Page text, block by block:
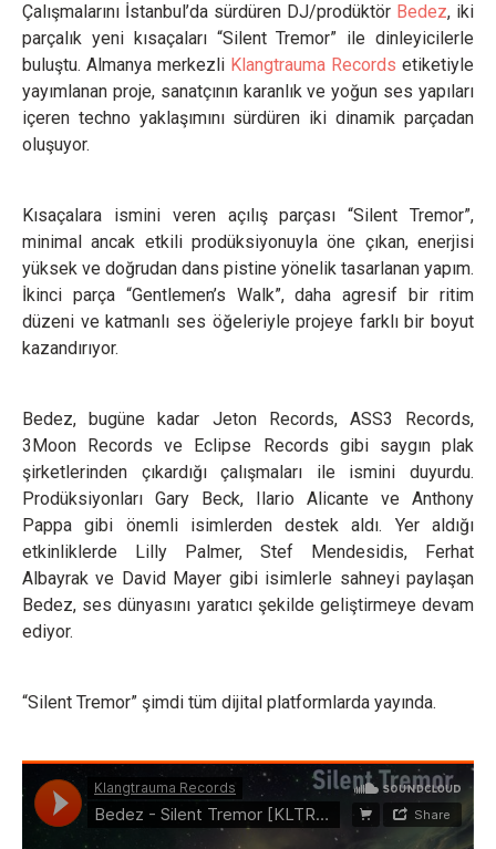
Çalışmalarını İstanbul’da sürdüren DJ/prodüktör Bedez, iki
parçalık yeni kısaçaları “Silent Tremor” ile dinleyicilerle
buluştu. Almanya merkezli Klangtrauma Records etiketiyle
yayımlanan proje, sanatçının karanlık ve yoğun ses yapıları
içeren techno yaklaşımını sürdüren iki dinamik parçadan
oluşuyor.
Kısaçalara ismini veren açılış parçası “Silent Tremor”,
minimal ancak etkili prodüksiyonuyla öne çıkan, enerjisi
yüksek ve doğrudan dans pistine yönelik tasarlanan yapım.
İkinci parça “Gentlemen’s Walk”, daha agresif bir ritim
düzeni ve katmanlı ses öğeleriyle projeye farklı bir boyut
kazandırıyor.
Bedez, bugüne kadar Jeton Records, ASS3 Records,
3Moon Records ve Eclipse Records gibi saygın plak
şirketlerinden çıkardığı çalışmaları ile ismini duyurdu.
Prodüksiyonları Gary Beck, Ilario Alicante ve Anthony
Pappa gibi önemli isimlerden destek aldı. Yer aldığı
etkinliklerde Lilly Palmer, Stef Mendesidis, Ferhat
Albayrak ve David Mayer gibi isimlerle sahneyi paylaşan
Bedez, ses dünyasını yaratıcı şekilde geliştirmeye devam
ediyor.
“Silent Tremor” şimdi tüm dijital platformlarda yayında.